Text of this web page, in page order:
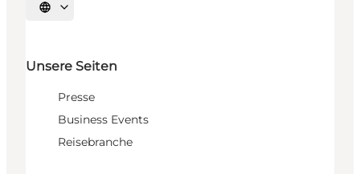
Sprache auswählen
Unsere Seiten
Presse
Business Events
Reisebranche